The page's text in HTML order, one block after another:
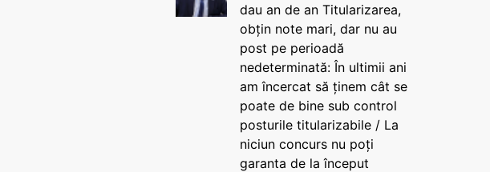
dau an de an Titularizarea,
obțin note mari, dar nu au
post pe perioadă
nedeterminată: În ultimii ani
am încercat să ținem cât se
poate de bine sub control
posturile titularizabile / La
niciun concurs nu poți
garanta de la început